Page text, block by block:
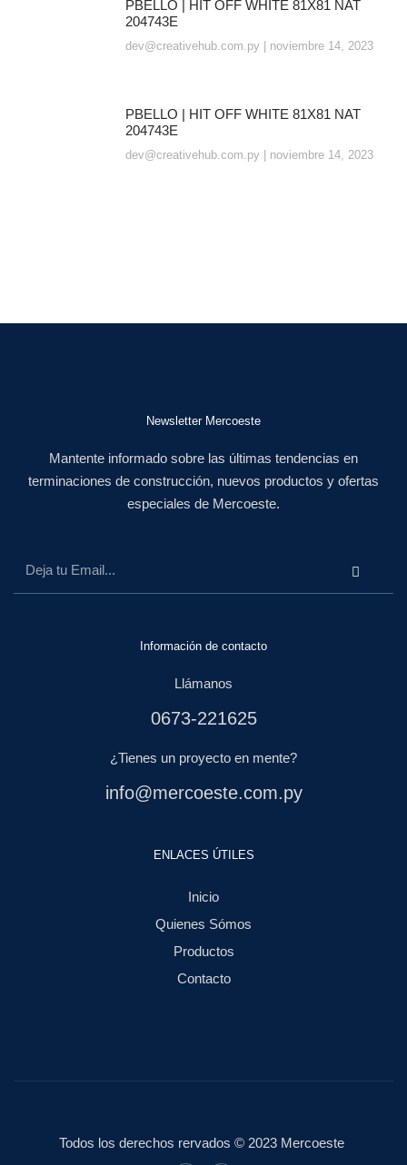
PBELLO | HIT OFF WHITE 81X81 NAT
204743E
dev@creativehub.com.py noviembre 14, 2023
PBELLO | HIT OFF WHITE 81X81 NAT
204743E
dev@creativehub.com.py noviembre 14, 2023
Newsletter Mercoeste
Mantente informado sobre las últimas tendencias en
terminaciones de construcción, nuevos productos y ofertas
especiales de Mercoeste.
Información de contacto
Llámanos
0673-221625
¿Tienes un proyecto en mente?
info@mercoeste.com.py
ENLACES ÚTILES
Inicio
Quienes Sómos
Productos
Contacto
Todos los derechos rervados © 2023 Mercoeste